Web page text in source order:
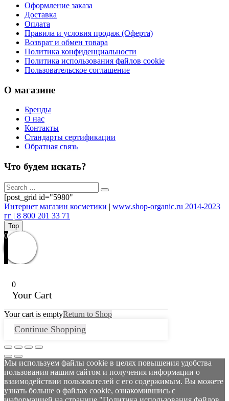
Оформление заказа
Доставка
Оплата
Правила и условия продаж (Оферта)
Возврат и обмен товара
Политика конфиденциальности
Политика использования файлов cookie
Пользовательское соглашение
О магазине
Бренды
О нас
Контакты
Стандарты сертификации
Обратная связь
Что будем искать?
[post_grid id="5980"
Интернет магазин косметики | www.shop-organic.ru 2014-2023
гг | 8 800 201 33 71
Top
0
0
Your Cart
Your cart is emptyReturn to Shop
Continue Shopping
Мы используем файлы cookie в целях повышения удобства
пользования нашим сайтом и получения информации о
взаимодействии пользователей с его содержимым. Вы можете
узнать больше о файлах cookie, ознакомившись с